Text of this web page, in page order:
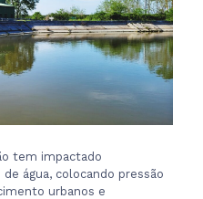
tem impactado
água, colocando pressão
urbanos e